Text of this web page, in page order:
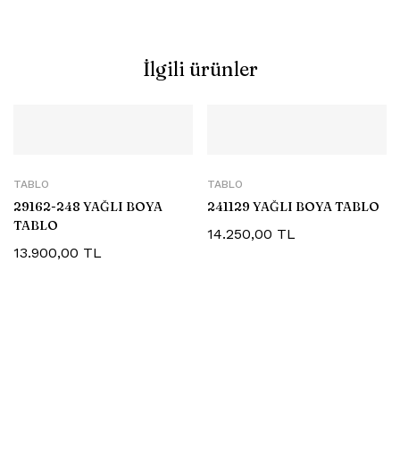
İlgili ürünler
TABLO
29162-248 YAĞLI BOYA
TABLO
13.900,00 TL
TABLO
241129 YAĞLI BOYA TABLO
14.250,00 TL